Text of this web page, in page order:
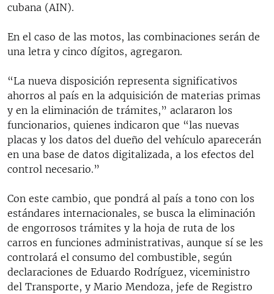
cubana (AIN).
En el caso de las motos, las combinaciones serán de
una letra y cinco dígitos, agregaron.
“La nueva disposición representa significativos
ahorros al país en la adquisición de materias primas
y en la eliminación de trámites,” aclararon los
funcionarios, quienes indicaron que “las nuevas
placas y los datos del dueño del vehículo aparecerán
en una base de datos digitalizada, a los efectos del
control necesario.”
Con este cambio, que pondrá al país a tono con los
estándares internacionales, se busca la eliminación
de engorrosos trámites y la hoja de ruta de los
carros en funciones administrativas, aunque sí se les
controlará el consumo del combustible, según
declaraciones de Eduardo Rodríguez, viceministro
del Transporte, y Mario Mendoza, jefe de Registro